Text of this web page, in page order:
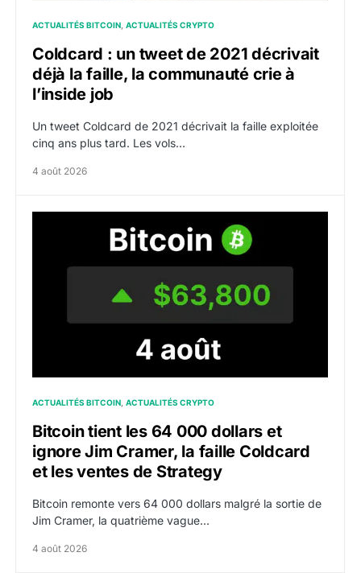
ACTUALITÉS BITCOIN ACTUALITÉS CRYPTO
Coldcard : un tweet de 2021 décrivait
déjà la faille, la communauté crie à
l’inside job
Un tweet Coldcard de 2021 décrivait la faille exploitée
cinq ans plus tard. Les vols…
4 août 2026
Bitcoin tient les 64 000 dollars et ignore Jim
ACTUALITÉS BITCOIN ACTUALITÉS CRYPTO
Bitcoin tient les 64 000 dollars et
ignore Jim Cramer, la faille Coldcard
et les ventes de Strategy
Bitcoin remonte vers 64 000 dollars malgré la sortie de
Jim Cramer, la quatrième vague…
4 août 2026